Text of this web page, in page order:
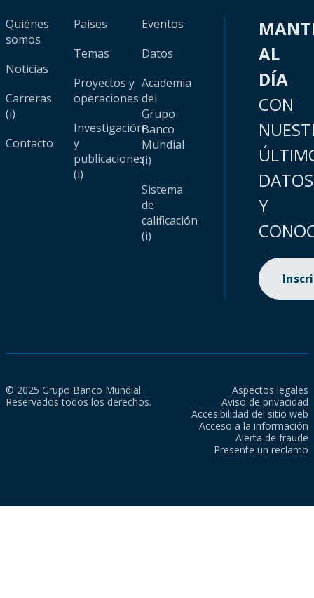
Quiénes
somos
Noticias
Carreras
(i)
Contacto
Países
Temas
Proyectos y
operaciones
Investigación
y
publicaciones
(i)
Eventos
Datos
Academia
del
Grupo
Banco
Mundial
(i)
Sistema
de
calificación
(i)
AL
DÍA
CON
DATOS
Y
© 2025 Grupo Banco Mundial.
Reservados todos los derechos.
Aspectos legales
Aviso de privacidad
Accesibilidad del sitio web
Acceso a la información
Alerta de fraude
Presente un reclamo